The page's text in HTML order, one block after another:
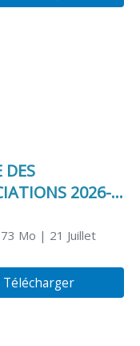
DES
2026-
Mo | 21 Juillet
Télécharger